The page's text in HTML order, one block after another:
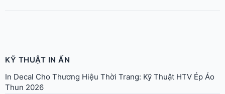
KỸ THUẬT IN ẤN
In Decal Cho Thương Hiệu Thời Trang: Kỹ Thuật HTV Ép Áo
Thun 2026